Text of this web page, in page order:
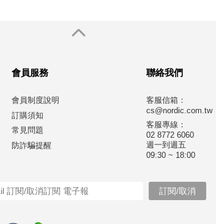
會員服務
會員制度說明
訂購須知
常見問題
防詐騙提醒
聯絡我們
客服信箱：
cs@nordic.com.tw
客服專線：
02 8772 6060
週一到週五
09:30 ~ 18:00